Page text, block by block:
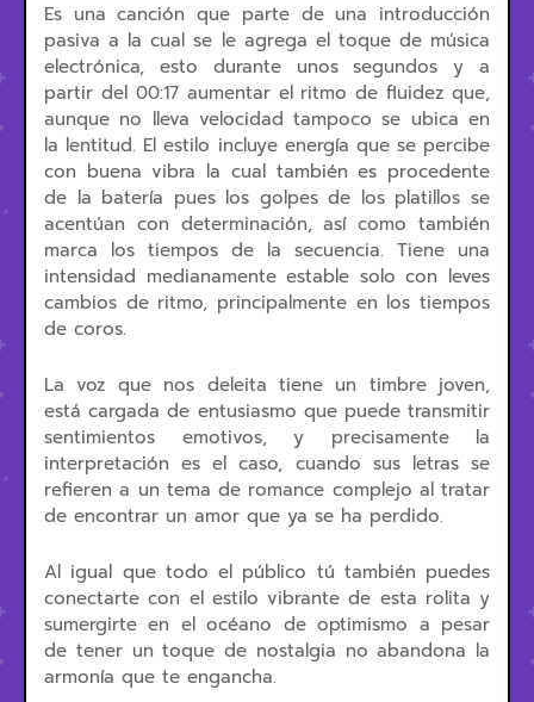
Es una canción que parte de una introducción
pasiva a la cual se le agrega el toque de música
electrónica, esto durante unos segundos y a
partir del 00:17 aumentar el ritmo de fluidez que,
aunque no lleva velocidad tampoco se ubica en
la lentitud. El estilo incluye energía que se percibe
con buena vibra la cual también es procedente
de la batería pues los golpes de los platillos se
acentúan con determinación, así como también
marca los tiempos de la secuencia. Tiene una
intensidad medianamente estable solo con leves
cambios de ritmo, principalmente en los tiempos
de coros.
La voz que nos deleita tiene un timbre joven,
está cargada de entusiasmo que puede transmitir
sentimientos emotivos, y precisamente la
interpretación es el caso, cuando sus letras se
refieren a un tema de romance complejo al tratar
de encontrar un amor que ya se ha perdido.
Al igual que todo el público tú también puedes
conectarte con el estilo vibrante de esta rolita y
sumergirte en el océano de optimismo a pesar
de tener un toque de nostalgia no abandona la
armonía que te engancha.